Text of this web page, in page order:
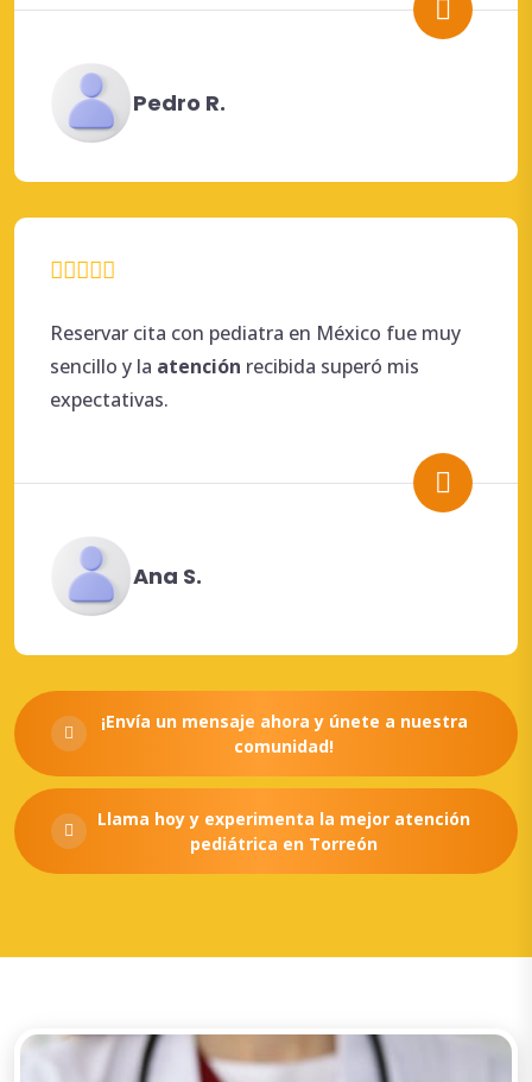
Pedro R.
Reservar cita con pediatra en México fue muy
sencillo y la atención recibida superó mis
expectativas.
Ana S.
¡Envía un mensaje ahora y únete a nuestra
comunidad!
Llama hoy y experimenta la mejor atención
pediátrica en Torreón